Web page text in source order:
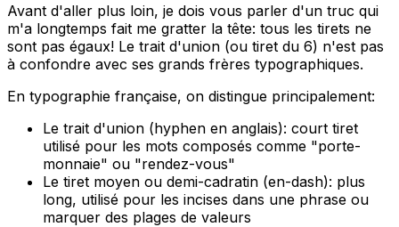
Avant d'aller plus loin, je dois vous parler d'un truc qui
m'a longtemps fait me gratter la tête: tous les tirets ne
sont pas égaux! Le trait d'union (ou tiret du 6) n'est pas
à confondre avec ses grands frères typographiques.
En typographie française, on distingue principalement:
Le trait d'union (hyphen en anglais): court tiret
utilisé pour les mots composés comme "porte-
monnaie" ou "rendez-vous"
Le tiret moyen ou demi-cadratin (en-dash): plus
long, utilisé pour les incises dans une phrase ou
marquer des plages de valeurs